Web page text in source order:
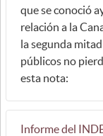
que se conoció
relación a la
la segunda
públicos no
esta nota:
Informe del